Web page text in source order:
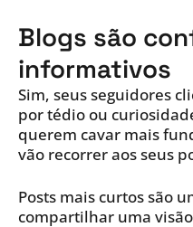
Blogs são
informativos
Sim, seus seguidores
por tédio ou
querem cavar mais
vão recorrer aos seus
Posts mais curtos são
compartilhar uma